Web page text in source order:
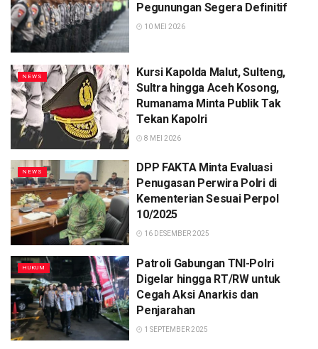
Pegunungan Segera Definitif
10 MEI 2026
NEWS
Kursi Kapolda Malut, Sulteng,
Sultra hingga Aceh Kosong,
Rumanama Minta Publik Tak
Tekan Kapolri
8 MEI 2026
NEWS
DPP FAKTA Minta Evaluasi
Penugasan Perwira Polri di
Kementerian Sesuai Perpol
10/2025
16 DESEMBER 2025
HUKUM
Patroli Gabungan TNI-Polri
Digelar hingga RT/RW untuk
Cegah Aksi Anarkis dan
Penjarahan
1 SEPTEMBER 2025